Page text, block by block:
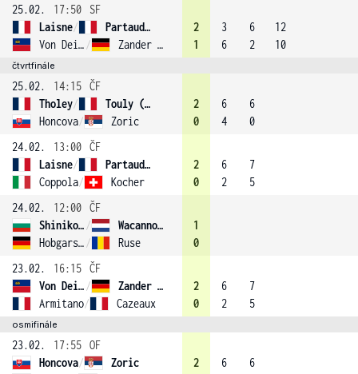
25.02.
17:50
SF
Laisne/
Partaud (4)
Von Deichmann / Zander (2)
2
1
3
6
6
2
12
10
čtvrtfinále
25.02. 14:15 ČF
Tholey/
Touly (3)
Honcova/ Zoric
2
0
6
4
6
0
24.02.
13:00 ČF
Laisne/
Partaud (4)
Coppola/ Kocher
2
0
6
2
7
5
24.02.
12:00 ČF
Shinikova /
Wacanno (1)
Hobgarski / Ruse
1
0
23.02.
16:15 ČF
Von Deichmann /
Zander (2)
Armitano/ Cazeaux
2
0
6
2
7
5
osmifinále
23.02. 17:55 OF
Honcova/
Zoric
2
6
6